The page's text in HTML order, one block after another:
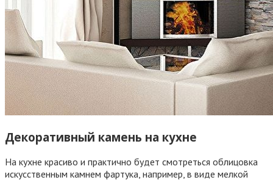
Декоративный камень на кухне
На кухне красиво и практично будет смотреться облицовка
искусственным камнем фартука, например, в виде мелкой